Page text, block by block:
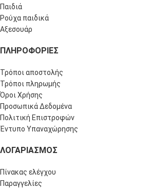
Παιδιά
Ρούχα παιδικά
Αξεσουάρ
ΠΛΗΡΟΦΟΡΊΕΣ
Τρόποι αποστολής
Τρόποι πληρωμής
Όροι Χρήσης
Προσωπικά Δεδομένα
Πολιτική Επιστροφών
Έντυπο Υπαναχώρησης
ΛΟΓΑΡΙΑΣΜΌΣ
Πίνακας ελέγχου
Παραγγελίες